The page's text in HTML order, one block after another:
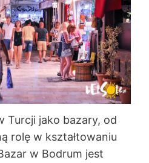
Turcji jako bazary, od
rolę w kształtowaniu
w Bodrum jest